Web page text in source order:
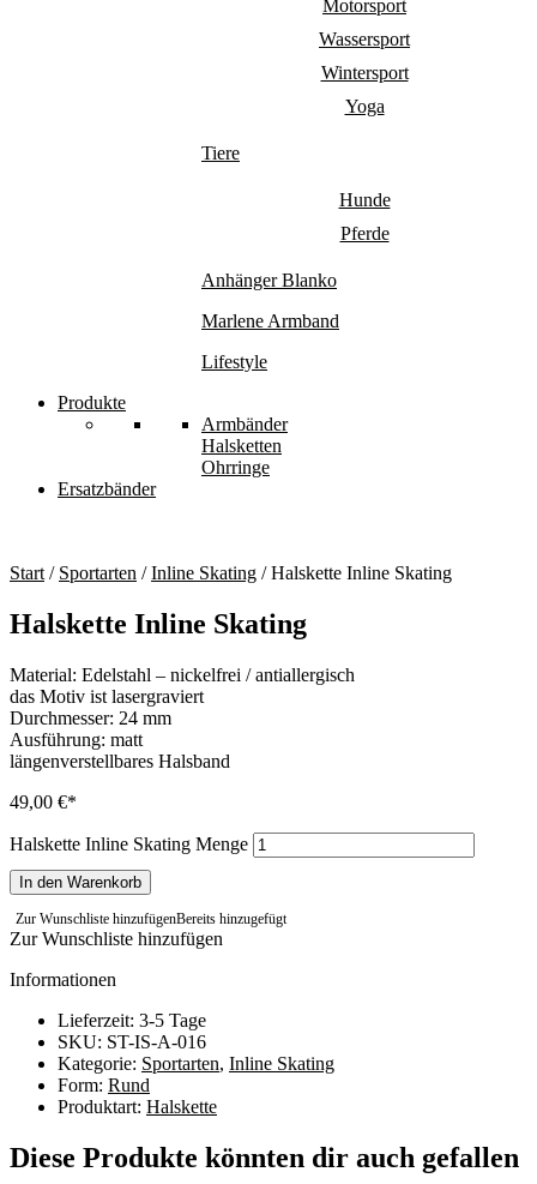
Motorsport
Wassersport
Wintersport
Yoga
Tiere
Hunde
Pferde
Anhänger Blanko
Marlene Armband
Lifestyle
Produkte
Armbänder
Halsketten
Ohrringe
Ersatzbänder
Start / Sportarten /Inline Skating / Halskette Inline Skating
Halskette Inline Skating
Material: Edelstahl – nickelfrei / antiallergisch
das Motiv ist lasergraviert
Durchmesser: 24 mm
Ausführung: matt
längenverstellbares Halsband
49,00 €
Halskette Inline Skating Menge
In den Warenkorb
Zur Wunschliste hinzufügenBereits hinzugefügt
Zur Wunschliste hinzufügen
Informationen
Lieferzeit: 3-5 Tage
SKU: ST-IS-A-016
Kategorie: Sportarten, Inline Skating
Form: Rund
Produktart: Halskette
Diese Produkte könnten dir auch gefallen